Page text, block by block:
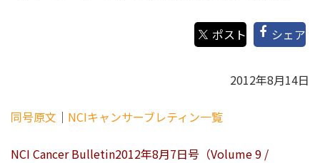
シェア
2012年8月14日
同号原文 ｜ NCIキャンサーブレティン一覧
NCI Cancer Bulletin2012年8月7日号（Volume 9 /